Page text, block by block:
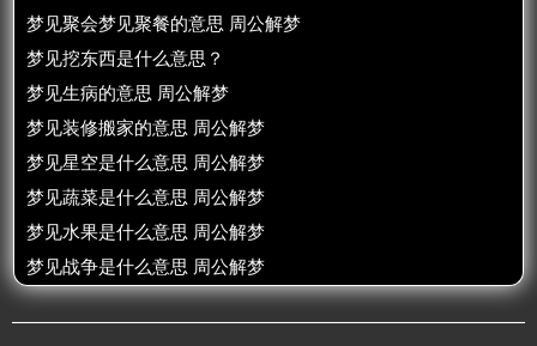
梦见聚会梦见聚餐的意思 周公解梦
梦见挖东西是什么意思？
梦见生病的意思 周公解梦
梦见装修搬家的意思 周公解梦
梦见星空是什么意思 周公解梦
梦见蔬菜是什么意思 周公解梦
梦见水果是什么意思 周公解梦
梦见战争是什么意思 周公解梦